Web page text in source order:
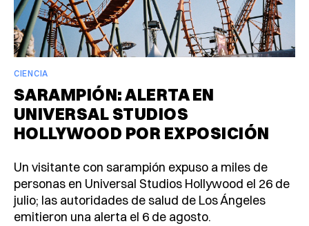
CIENCIA
SARAMPIÓN: ALERTA EN
UNIVERSAL STUDIOS
HOLLYWOOD POR EXPOSICIÓN
Un visitante con sarampión expuso a miles de
personas en Universal Studios Hollywood el 26 de
julio; las autoridades de salud de Los Ángeles
emitieron una alerta el 6 de agosto.